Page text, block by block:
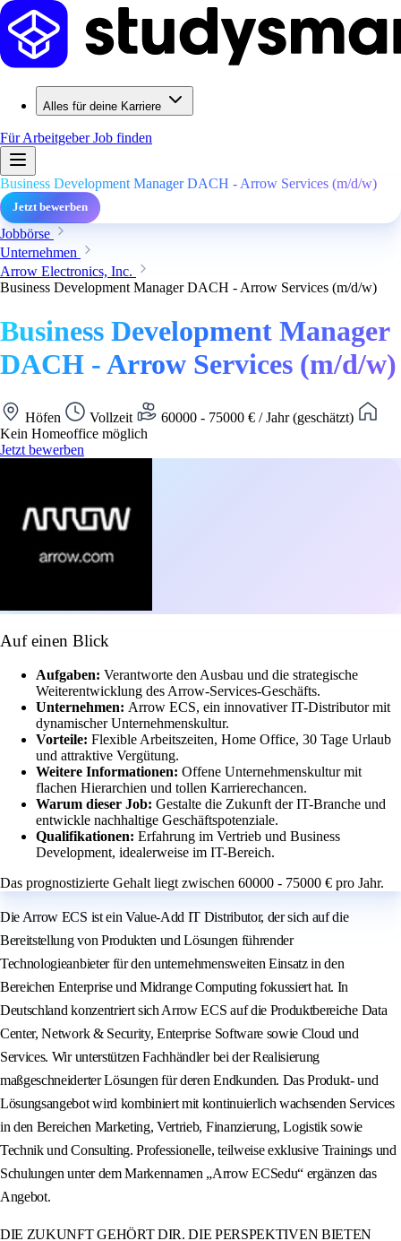
Alles für deine Karriere
Für ArbeitgeberJob finden
Business Development Manager DACH - Arrow Services (m/d/w)
Jetzt bewerben
Jobbörse
Unternehmen
Arrow Electronics, Inc.
Business Development Manager DACH - Arrow Services (m/d/w)
Business Development Manager
DACH - Arrow Services (m/d/w)
Höfen Vollzeit
60000 - 75000 € / Jahr (geschätzt)
Kein Homeoffice möglich
Jetzt bewerben
Auf einen Blick
Aufgaben: Verantworte den Ausbau und die strategische
Weiterentwicklung des Arrow-Services-Geschäfts.
Unternehmen: Arrow ECS, ein innovativer IT-Distributor mit
dynamischer Unternehmenskultur.
Vorteile: Flexible Arbeitszeiten, Home Office, 30 Tage Urlaub
und attraktive Vergütung.
Weitere Informationen: Offene Unternehmenskultur mit
flachen Hierarchien und tollen Karrierechancen.
Warum dieser Job: Gestalte die Zukunft der IT-Branche und
entwickle nachhaltige Geschäftspotenziale.
Qualifikationen: Erfahrung im Vertrieb und Business
Development, idealerweise im IT-Bereich.
Das prognostizierte Gehalt liegt zwischen 60000 - 75000 € pro Jahr.
Die Arrow ECS ist ein Value-Add IT Distributor, der sich auf die
Bereitstellung von Produkten und Lösungen führender
Technologieanbieter für den unternehmensweiten Einsatz in den
Bereichen Enterprise und Midrange Computing fokussiert hat. In
Deutschland konzentriert sich Arrow ECS auf die Produktbereiche Data
Center, Network & Security, Enterprise Software sowie Cloud und
Services. Wir unterstützen Fachhändler bei der Realisierung
maßgeschneiderter Lösungen für deren Endkunden. Das Produkt- und
Lösungsangebot wird kombiniert mit kontinuierlich wachsenden Services
in den Bereichen Marketing, Vertrieb, Finanzierung, Logistik sowie
Technik und Consulting. Professionelle, teilweise exklusive Trainings und
Schulungen unter dem Markennamen „Arrow ECSedu“ ergänzen das
Angebot.
DIE ZUKUNFT GEHÖRT DIR. DIE PERSPEKTIVEN BIETEN